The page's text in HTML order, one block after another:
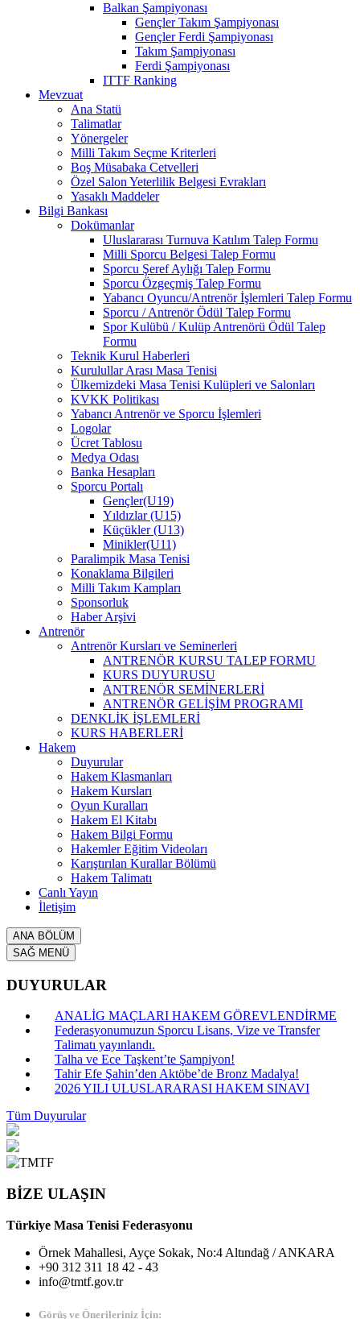
Balkan Şampiyonası
Gençler Takım Şampiyonası
Gençler Ferdi Şampiyonası
Takım Şampiyonası
Ferdi Şampiyonası
ITTF Ranking
Mevzuat
Ana Statü
Talimatlar
Yönergeler
Milli Takım Seçme Kriterleri
Boş Müsabaka Cetvelleri
Özel Salon Yeterlilik Belgesi Evrakları
Yasaklı Maddeler
Bilgi Bankası
Dokümanlar
Uluslararası Turnuva Katılım Talep Formu
Milli Sporcu Belgesi Talep Formu
Sporcu Şeref Aylığı Talep Formu
Sporcu Özgeçmiş Talep Formu
Yabancı Oyuncu/Antrenör İşlemleri Talep Formu
Sporcu / Antrenör Ödül Talep Formu
Spor Kulübü / Kulüp Antrenörü Ödül Talep
Formu
Teknik Kurul Haberleri
Kurulullar Arası Masa Tenisi
Ülkemizdeki Masa Tenisi Kulüpleri ve Salonları
KVKK Politikası
Yabancı Antrenör ve Sporcu İşlemleri
Logolar
Ücret Tablosu
Medya Odası
Banka Hesapları
Sporcu Portalı
Gençler(U19)
Yıldızlar (U15)
Küçükler (U13)
Minikler(U11)
Paralimpik Masa Tenisi
Konaklama Bilgileri
Milli Takım Kampları
Sponsorluk
Haber Arşivi
Antrenör
Antrenör Kursları ve Seminerleri
ANTRENÖR KURSU TALEP FORMU
KURS DUYURUSU
ANTRENÖR SEMİNERLERİ
ANTRENÖR GELİŞİM PROGRAMI
DENKLİK İŞLEMLERİ
KURS HABERLERİ
Hakem
Duyurular
Hakem Klasmanları
Hakem Kursları
Oyun Kuralları
Hakem El Kitabı
Hakem Bilgi Formu
Hakemler Eğitim Videoları
Karıştırılan Kurallar Bölümü
Hakem Talimatı
Canlı Yayın
İletişim
ANA BÖLÜM
SAĞ MENÜ
DUYURULAR
ANALİG MAÇLARI HAKEM GÖREVLENDİRME
Federasyonumuzun Sporcu Lisans, Vize ve Transfer
Talimatı yayınlandı.
Talha ve Ece Taşkent’te Şampiyon!
Tahir Efe Şahin’den Aktöbe’de Bronz Madalya!
2026 YILI ULUSLARARASI HAKEM SINAVI
Tüm Duyurular
BİZE ULAŞIN
Türkiye Masa Tenisi Federasyonu
Örnek Mahallesi, Ayçe Sokak, No:4 Altındağ / ANKARA
+90 312 311 18 42 - 43
info@tmtf.gov.tr
Görüş ve Önerileriniz İçin: